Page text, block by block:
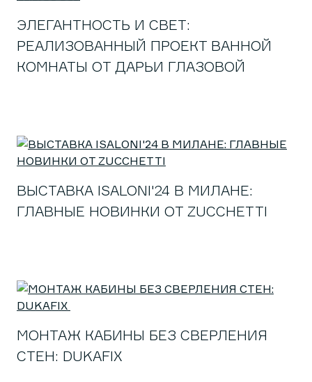
ЭЛЕГАНТНОСТЬ И СВЕТ:
РЕАЛИЗОВАННЫЙ ПРОЕКТ ВАННОЙ
КОМНАТЫ ОТ ДАРЬИ ГЛАЗОВОЙ
ВЫСТАВКА ISALONI'24 В МИЛАНЕ:
ГЛАВНЫЕ НОВИНКИ ОТ ZUCCHETTI
МОНТАЖ КАБИНЫ БЕЗ СВЕРЛЕНИЯ
СТЕН: DUKAFIX